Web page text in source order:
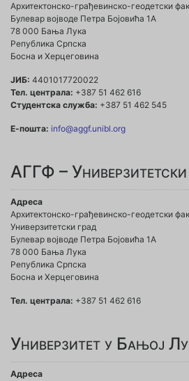
Архитектонско-грађевинско-геодетски
Булевар војводе Петра Бојовића 1A
78 000 Бања Лука
Република Српска
Босна и Херцеговина
ЈИБ: 4401017720022
Тел. централа: +387 51 462 616
Студентска служба: +387 51 462 545
Е-пошта: info@aggf.unibl.org
АГГФ – Универзитетски
Адреса
Архитектонско-грађевинско-геодетски
Универзитетски град
Булевар војводе Петра Бојовића 1A
78 000 Бања Лука
Република Српска
Босна и Херцеговина
Тел. централа: +387 51 462 616
Универзитет у Бањој
Адреса